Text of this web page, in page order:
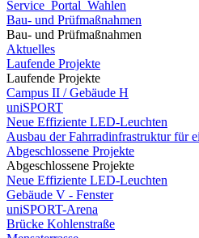
Service_Portal_Wahlen
Bau- und Prüfmaßnahmen
Bau- und Prüfmaßnahmen
Aktuelles
Laufende Projekte
Laufende Projekte
Campus II / Gebäude H
uniSPORT
Neue Effiziente LED-Leuchten
Ausbau der Fahrradinfrastruktur für
Abgeschlossene Projekte
Abgeschlossene Projekte
Neue Effiziente LED-Leuchten
Gebäude V - Fenster
uniSPORT-Arena
Brücke Kohlenstraße